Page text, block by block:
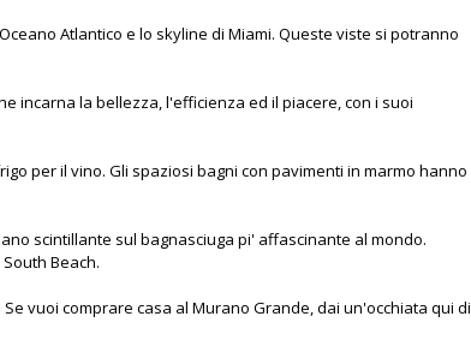
Atlantico e lo skyline di Miami. Queste viste si potranno
incarna la bellezza, l'efficienza ed il piacere, con i suoi
per il vino. Gli spaziosi bagni con pavimenti in marmo hanno
scintillante sul bagnasciuga pi' affascinante al mondo.
Beach.
. Se vuoi comprare casa al Murano Grande, dai un'occhiata qui di